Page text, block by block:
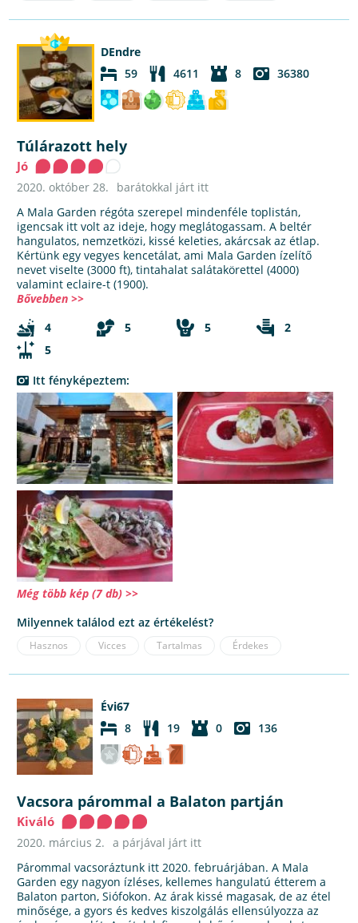
DEndre
59
4611 8 36380
Túlárazott hely
Jó
2020. október 28.
barátokkal járt itt
A Mala Garden régóta szerepel mindenféle toplistán,
igencsak itt volt az ideje, hogy meglátogassam. A beltér
hangulatos, nemzetközi, kissé keleties, akárcsak az étlap.
Kértünk egy vegyes kencetálat, ami Mala Garden ízelítő
nevet viselte (3000 ft), tintahalat salátakörettel (4000)
valamint eclaire-t (1900).
Bővebben >>
4
5 5
2
5
Itt fényképeztem:
Még több kép (7 db) >>
Milyennek találod ezt az értékelést?
Hasznos Vicces Tartalmas Érdekes
Évi67
8
19 0 136
Vacsora párommal a Balaton partján
Kiváló
2020. március 2. a párjával járt itt
Párommal vacsoráztunk itt 2020. februárjában. A Mala
Garden egy nagyon ízléses, kellemes hangulatú étterem a
Balaton parton, Siófokon. Az árak kissé magasak, de az étel
minősége, a gyors és kedves kiszolgálás ellensúlyozza az